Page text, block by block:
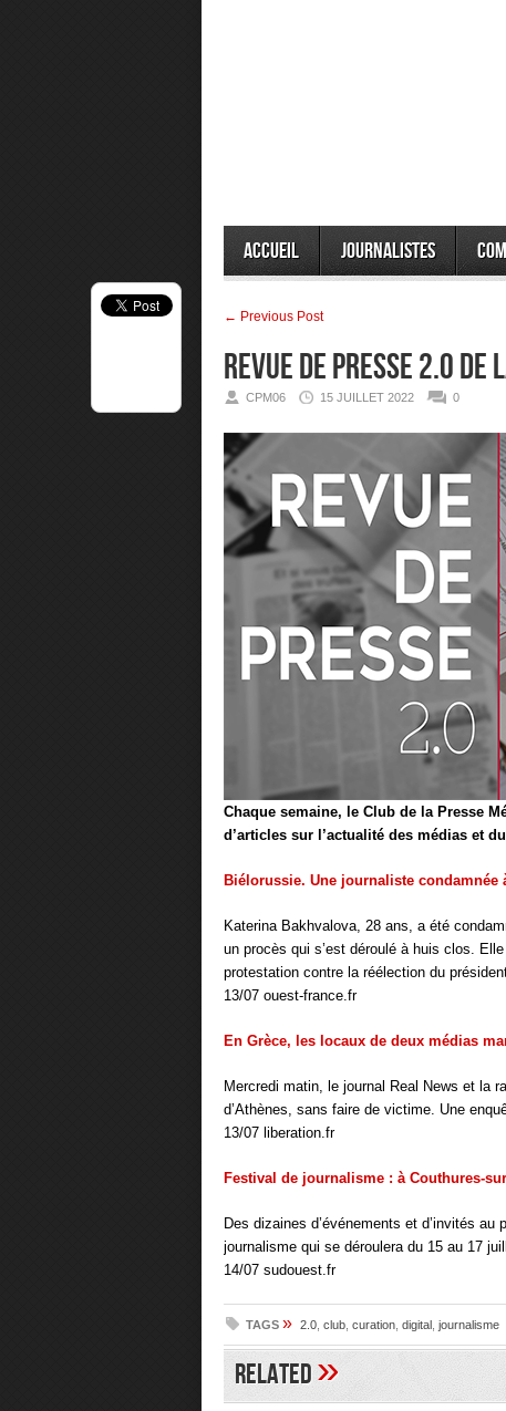
Accueil Journalistes
← Previous Post
Revue de presse 2.0
CPM06 15 JUILLET 2022 0
Chaque semaine, le Club de la Presse
d’articles sur l’actualité des médias et
Biélorussie. Une journaliste
Katerina Bakhvalova, 28 ans, a été
un procès qui s’est déroulé à huis clos.
protestation contre la réélection du
13/07 ouest-france.fr
En Grèce, les locaux de deux médias
Mercredi matin, le journal Real News et la
d’Athènes, sans faire de victime. Une
13/07 liberation.fr
Festival de journalisme : à Couthures-
Des dizaines d’événements et d’invités
journalisme qui se déroulera du 15 au 17
14/07 sudouest.fr
TAGS » 2.0 club curation digital journalisme
Related»